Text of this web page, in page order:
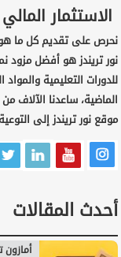
الاستثمار
نحرص على تقديم كل ما هو
نور تريندز هو أفضل
للدورات التعليمية
الماضية، ساعدنا الآلاف
موقع نور تريندز إلى
أحدث المقالات
أمازون